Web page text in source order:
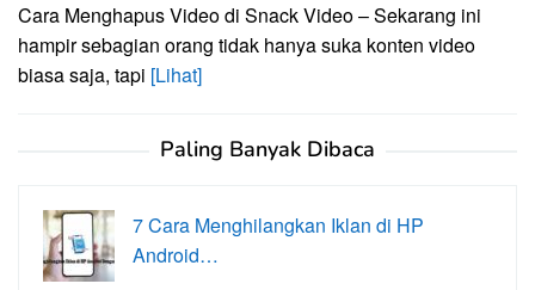
Cara Menghapus Video di Snack Video – Sekarang ini
hampir sebagian orang tidak hanya suka konten video
biasa saja, tapi [Lihat]
Paling Banyak Dibaca
7 Cara Menghilangkan Iklan di HP
Android…